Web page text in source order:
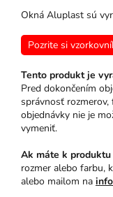
Okná Aluplast sú
Pozrite si
Tento produkt je
Pred dokončením
správnosť rozmerov,
objednávky nie je
vymeniť.
Ak máte k
rozmer alebo farbu,
alebo mailom na